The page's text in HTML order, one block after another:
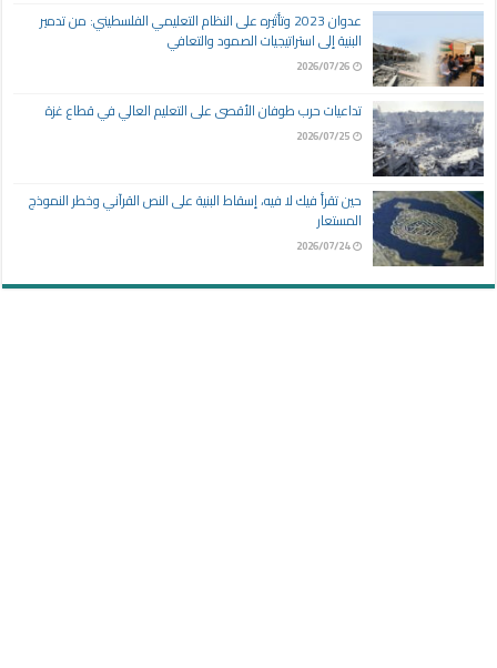
عدوان 2023 وتأثيره على النظام التعليمي الفلسطيني: من تدمير
البنية إلى استراتيجيات الصمود والتعافي
2026/07/26
تداعيات حرب طوفان الأقصى على التعليم العالي في قطاع غزة
2026/07/25
حين تقرأ فيك لا فيه، إسقاط البنية على النص القرآني وخطر النموذج
المستعار
2026/07/24